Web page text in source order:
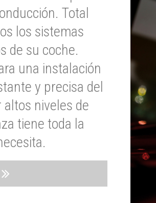
Total
los sistemas
de su coche.
una instalación
y precisa del
niveles de
tiene toda la